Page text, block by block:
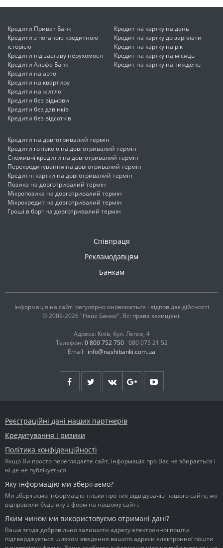
Кредити Приват Банк
Кредити з поганою кредитною
історією
Кредити під заставу нерухомості
Кредити Альфа Банк
Кредити на авто
Кредити на квартиру
Кредити на житло
Кредити без відмови
Кредити без дзвінків
Кредити без відсотків
Кредит на картку на день
Кредит на картку до зарплати
Кредит на картку на рік
Кредит на картку на місяць
Кредит на картку на тиждень
Кредити на довготривалий термін
Кредити готівкою на довготривалий термін
Споживчі кредити на довготривалий термін
Перекредитування на довготривалий термін
Кредитні картки на довготривалий термін
Позика на довготривалий термін
Мікропозика на довготривалий термін
Мікрокредит на довготривалий термін
Гроші в борг на довготривалий термін
Співпраця
Рекламодавцям
Банкам
Інформація на сайті регулярно оновлюється і відповідає дійсності
© 2009-2026 "Наші Банки". Всі права захищені.
Адреса: Київ, бул. Лепсе, 4
Телефон: 0 800 752 750 080 075 21 52
Email: info@nashibanki.com.ua
Реєстраційні дані наших партнерів
Кредитування і ризики
Політика конфіденційності
Якщо Ви просто переглядаєте сайт, інформація про Вас не збирається і
ні де не публікується.
Яку інформацію ми зберігаємо?
Ми зберігаємо інформацію тільки про тих відвідувачів нашого сайту, які
відправили будь-яку з форм на нашому сайті.
Яким чином ми використовуємо отримані дані?
Ваша згода добровільно залишити адресу електронної пошти
підтверджується шляхом введення вашого адреси електронної пошти